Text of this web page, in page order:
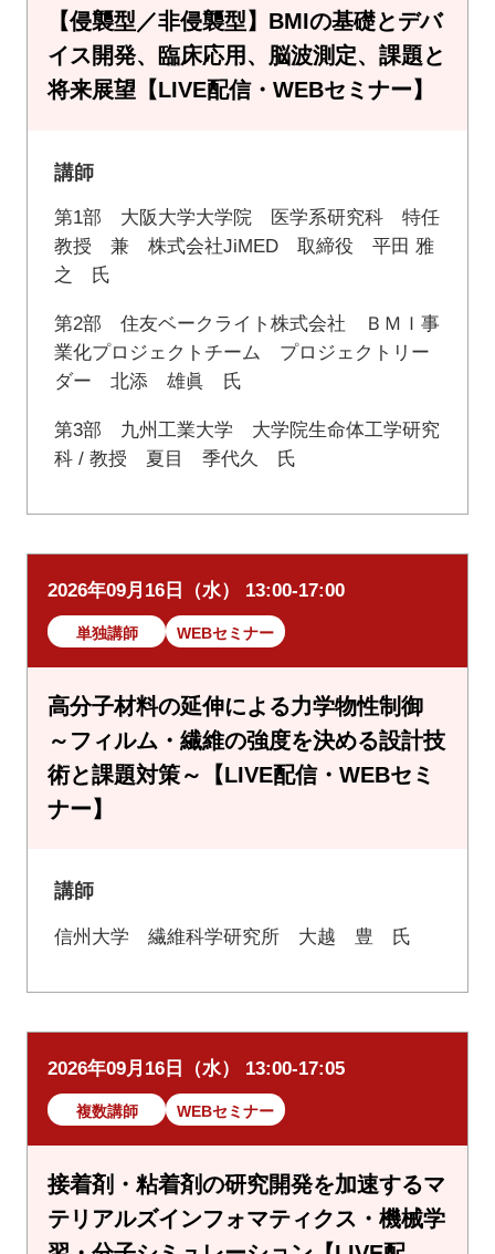
【侵襲型／非侵襲型】BMIの基礎とデバ
イス開発、臨床応用、脳波測定、課題と
将来展望【LIVE配信・WEBセミナー】
講師
第1部 大阪大学大学院 医学系研究科 特任
教授 兼 株式会社JiMED 取締役 平田 雅
之 氏
第2部 住友ベークライト株式会社 ＢＭＩ事
業化プロジェクトチーム プロジェクトリー
ダー 北添 雄眞 氏
第3部 九州工業大学 大学院生命体工学研究
科 / 教授 夏目 季代久 氏
2026年09月16日（水） 13:00-17:00
単独講師 WEBセミナー
高分子材料の延伸による力学物性制御
～フィルム・繊維の強度を決める設計技
術と課題対策～【LIVE配信・WEBセミ
ナー】
講師
信州大学 繊維科学研究所 大越 豊 氏
2026年09月16日（水） 13:00-17:05
複数講師 WEBセミナー
接着剤・粘着剤の研究開発を加速するマ
テリアルズインフォマティクス・機械学